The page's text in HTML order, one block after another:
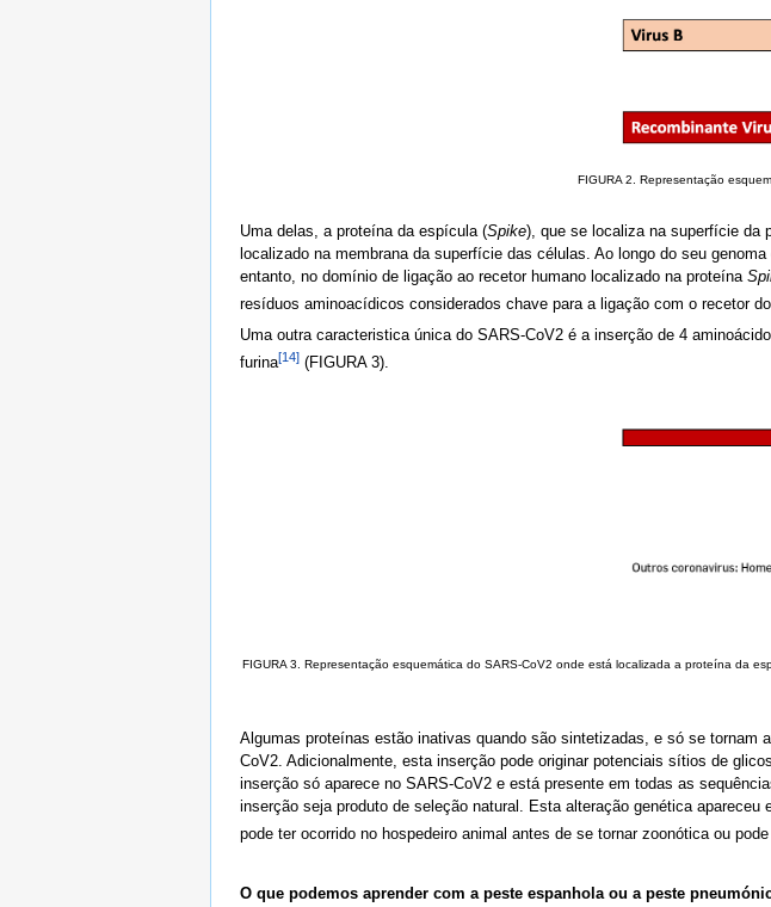
FIGURA 2. Representação
Uma delas, a proteína da espícula (Spike), que se localiza na superfície da
localizado na membrana da superfície das células. Ao longo do seu
entanto, no domínio de ligação ao recetor humano localizado na proteína
resíduos aminoacídicos considerados chave para a ligação com o recetor
Uma outra caracteristica única do SARS-CoV2 é a inserção de 4
furina[14] (FIGURA 3).
FIGURA 3. Representação esquemática do SARS-CoV2 onde está localizada a proteína da
Algumas proteínas estão inativas quando são sintetizadas, e só se
CoV2. Adicionalmente, esta inserção pode originar potenciais sítios de
inserção só aparece no SARS-CoV2 e está presente em todas as
inserção seja produto de seleção natural. Esta alteração genética
pode ter ocorrido no hospedeiro animal antes de se tornar zoonótica ou
O que podemos aprender com a peste espanhola ou a peste